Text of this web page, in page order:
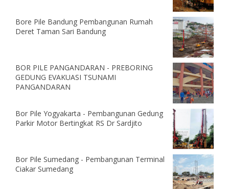
Bore Pile Bandung Pembangunan Rumah
Deret Taman Sari Bandung
BOR PILE PANGANDARAN - PREBORING
GEDUNG EVAKUASI TSUNAMI
PANGANDARAN
Bor Pile Yogyakarta - Pembangunan Gedung
Parkir Motor Bertingkat RS Dr Sardjito
Bor Pile Sumedang - Pembangunan Terminal
Ciakar Sumedang